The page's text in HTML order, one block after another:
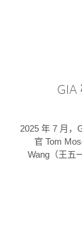
2025 年 7 月，
官 Tom
Wang（王五